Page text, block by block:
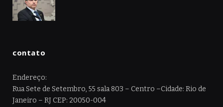
contato
Endereço:
Rua Sete de Setembro, 55 sala 803 – Centro –Cidade: Rio de
Janeiro – RJ CEP: 20050-004